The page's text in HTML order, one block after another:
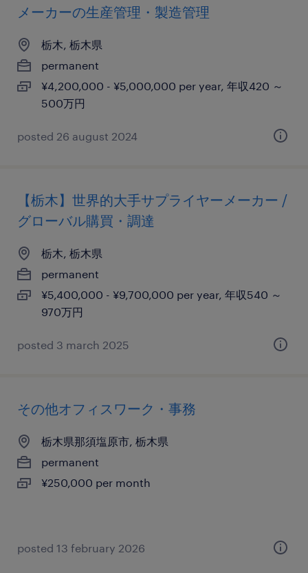
メーカーの生産管理・製造管理
栃木, 栃木県
permanent
¥4,200,000 - ¥5,000,000 per year, 年収420 ～
500万円
posted 26 august 2024
【栃木】世界的大手サプライヤーメーカー /
グローバル購買・調達
栃木, 栃木県
permanent
¥5,400,000 - ¥9,700,000 per year, 年収540 ～
970万円
posted 3 march 2025
その他オフィスワーク・事務
栃木県那須塩原市, 栃木県
permanent
¥250,000 per month
posted 13 february 2026